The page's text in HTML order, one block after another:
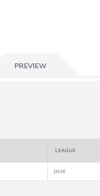
PREVIEW
LEAGUE
JM16